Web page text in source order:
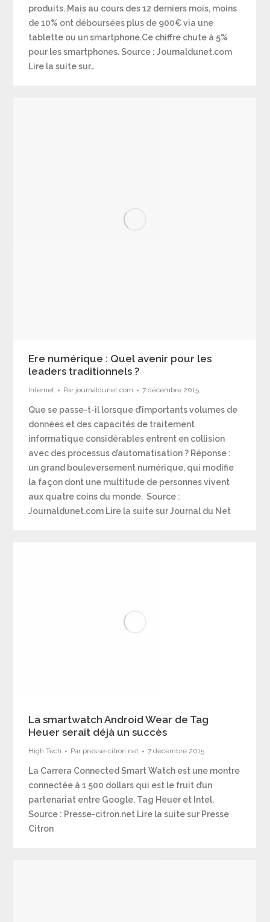
produits. Mais au cours des 12 derniers mois, moins
de 10% ont déboursées plus de 900€ via une
tablette ou un smartphone.Ce chiffre chute à 5%
pour les smartphones. Source : Journaldunet.com
Lire la suite sur…
Ere numérique : Quel avenir pour les
leaders traditionnels ?
Internet Par journaldunet.com 7 décembre 2015
Que se passe-t-il lorsque d’importants volumes de
données et des capacités de traitement
informatique considérables entrent en collision
avec des processus d’automatisation ? Réponse :
un grand bouleversement numérique, qui modifie
la façon dont une multitude de personnes vivent
aux quatre coins du monde. Source :
Journaldunet.com Lire la suite sur Journal du Net
La smartwatch Android Wear de Tag
Heuer serait déjà un succès
High Tech Par presse-citron.net 7 décembre 2015
La Carrera Connected Smart Watch est une montre
connectée à 1 500 dollars qui est le fruit d’un
partenariat entre Google, Tag Heuer et Intel.
Source : Presse-citron.net Lire la suite sur Presse
Citron